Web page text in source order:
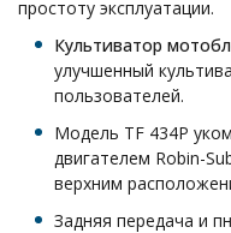
простоту эксплуатации.
Культиватор
улучшенный
пользователей.
Модель TF 434P
двигателем Robin-
верхним
Задняя передача и